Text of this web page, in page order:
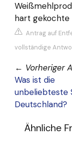
hart gekochte
Antrag auf
vollständige
← Vorheriger
Was ist die
unbeliebteste
Deutschland?
Ähnliche